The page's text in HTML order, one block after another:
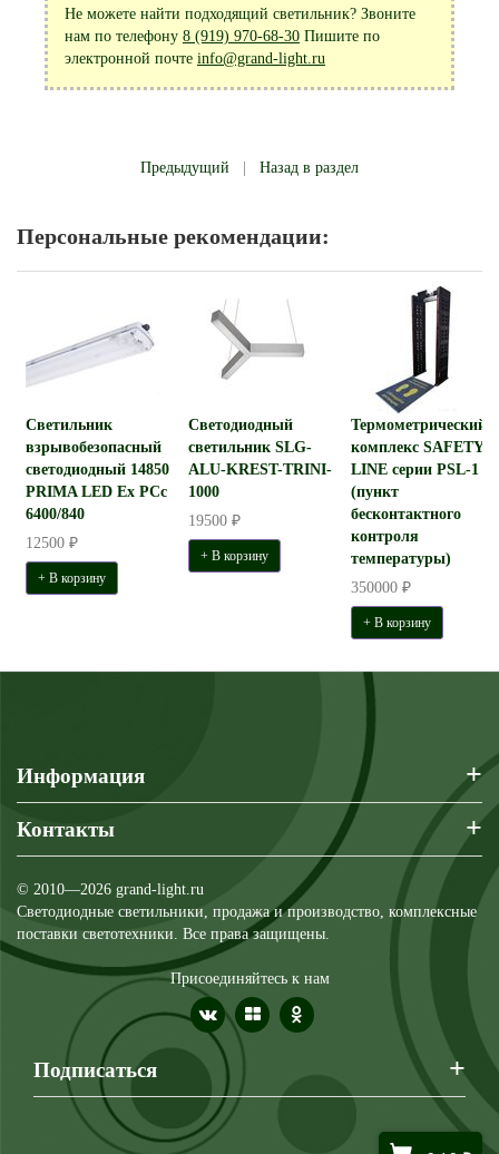
Не можете найти подходящий светильник? Звоните
нам по телефону 8 (919) 970-68-30 Пишите по
электронной почте info@grand-light.ru
Предыдущий Назад в раздел
Персональные рекомендации:
Светильник
взрывобезопасный
светодиодный 14850
PRIMA LED Ex PCc
6400/840
12500 ₽
+ В корзину
Светодиодный
светильник SLG-
ALU-KREST-TRINI-
1000
19500 ₽
+ В корзину
Термометрический
комплекс SAFETY
LINE серии PSL-1
(пункт
бесконтактного
контроля
температуры)
350000 ₽
+ В корзину
Информация +
Контакты +
© 2010—2026 grand-light.ru
Светодиодные светильники, продажа и производство, комплексные
поставки светотехники. Все права защищены.
Присоединяйтесь к нам
Подписаться +